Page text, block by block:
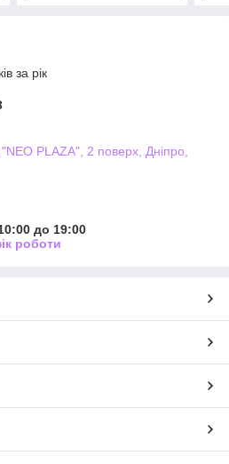
за рік
PLAZA", 2 поверх, Дніпро,
до 19:00
роботи